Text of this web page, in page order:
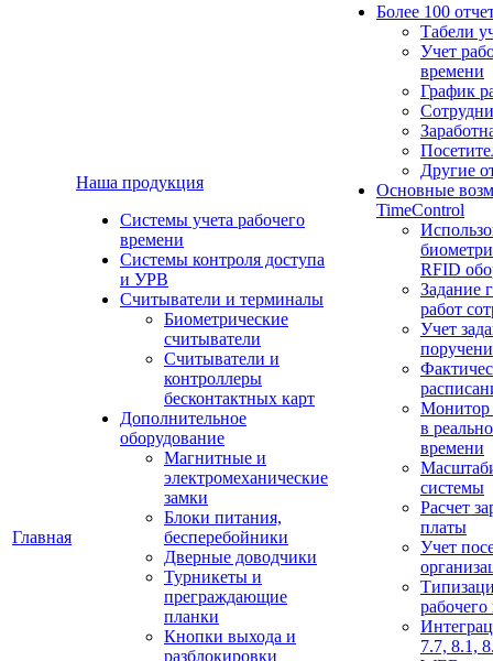
Главная
Наша продукция
Cистемы учета рабочего
времени
Системы контроля доступа
и УРВ
Считыватели и терминалы
Биометрические
считыватели
Считыватели и
контроллеры
бесконтактных карт
Дополнительное
оборудование
Магнитные и
электромеханические
замки
Блоки питания,
бесперебойники
Дверные доводчики
Турникеты и
преграждающие
планки
Кнопки выхода и
разблокировки
Более 100
Табели
Учет
времени
График
Другие
Основные
TimeControl
RFID
Задание
работ
Учет
Монитор
в
времени
системы
Расчет
платы
Учет
7.7, 8.1,